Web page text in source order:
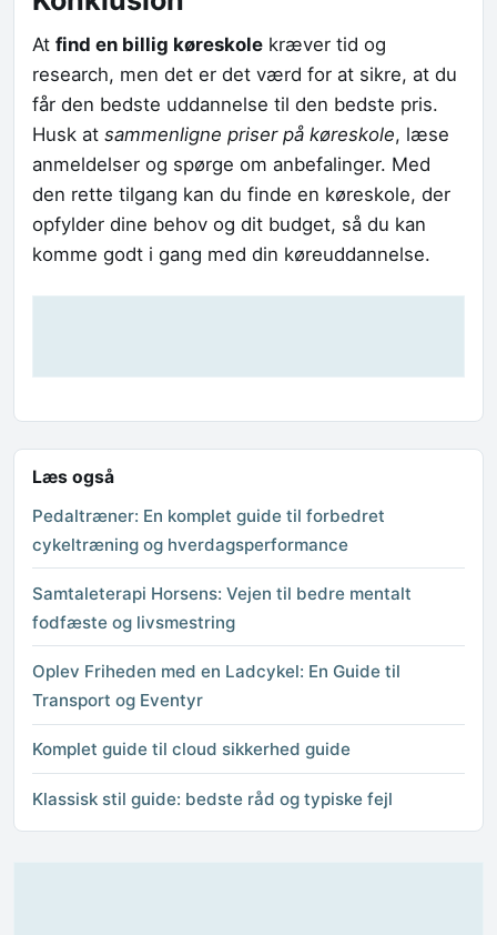
At find en billig køreskole kræver tid og
research, men det er det værd for at sikre, at du
får den bedste uddannelse til den bedste pris.
Husk at sammenligne priser på køreskole, læse
anmeldelser og spørge om anbefalinger. Med
den rette tilgang kan du finde en køreskole, der
opfylder dine behov og dit budget, så du kan
komme godt i gang med din køreuddannelse.
Læs også
Pedaltræner: En komplet guide til forbedret
cykeltræning og hverdagsperformance
Samtaleterapi Horsens: Vejen til bedre mentalt
fodfæste og livsmestring
Oplev Friheden med en Ladcykel: En Guide til
Transport og Eventyr
Komplet guide til cloud sikkerhed guide
Klassisk stil guide: bedste råd og typiske fejl